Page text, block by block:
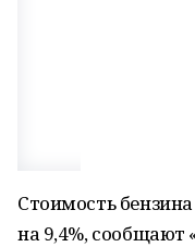
Стоимость
на 9,4%, сообщают